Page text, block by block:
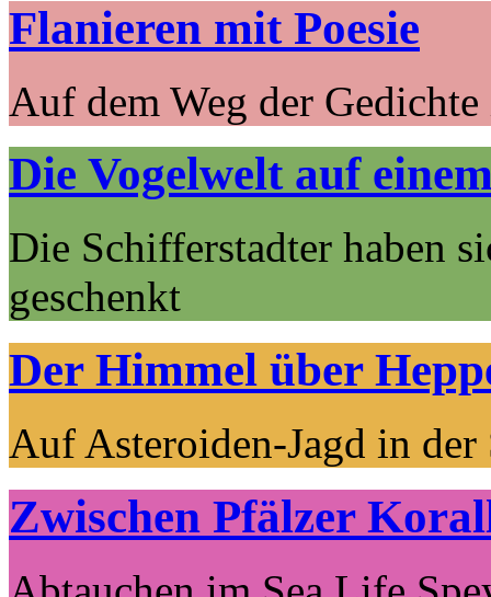
Flanieren mit Poesie
Auf dem Weg der
Die Vogelwelt auf
Die Schifferstadter haben
geschenkt
Der Himmel über
Auf Asteroiden-Jagd in der
Zwischen Pfälzer